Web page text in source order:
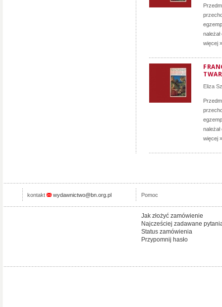
więcej »
Eliza
więcej »
kontakt wydawnictwo@bn.org.pl Pomoc
Jak złożyć zamówienie
Najcześciej zadawane
Status zamówienia
Przypomnij hasło